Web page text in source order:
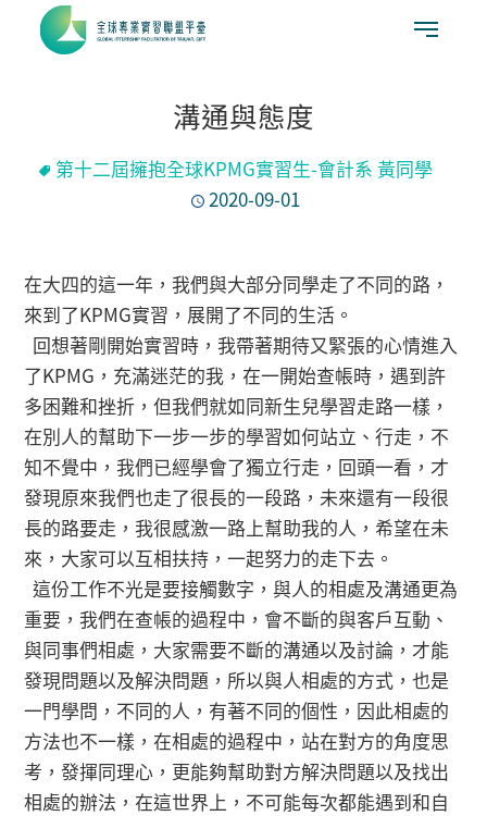
溝通與態度
第十二屆擁抱全球KPMG實習生-會計系 黃同學
2020-09-01
在大四的這一年，我們與大部分同學走了不同的路，
來到了KPMG實習，展開了不同的生活。
回想著剛開始實習時，我帶著期待又緊張的心情進入
了KPMG，充滿迷茫的我，在一開始查帳時，遇到許
多困難和挫折，但我們就如同新生兒學習走路一樣，
在別人的幫助下一步一步的學習如何站立、行走，不
知不覺中，我們已經學會了獨立行走，回頭一看，才
發現原來我們也走了很長的一段路，未來還有一段很
長的路要走，我很感激一路上幫助我的人，希望在未
來，大家可以互相扶持，一起努力的走下去。
這份工作不光是要接觸數字，與人的相處及溝通更為
重要，我們在查帳的過程中，會不斷的與客戶互動、
與同事們相處，大家需要不斷的溝通以及討論，才能
發現問題以及解決問題，所以與人相處的方式，也是
一門學問，不同的人，有著不同的個性，因此相處的
方法也不一樣，在相處的過程中，站在對方的角度思
考，發揮同理心，更能夠幫助對方解決問題以及找出
相處的辦法，在這世界上，不可能每次都能遇到和自